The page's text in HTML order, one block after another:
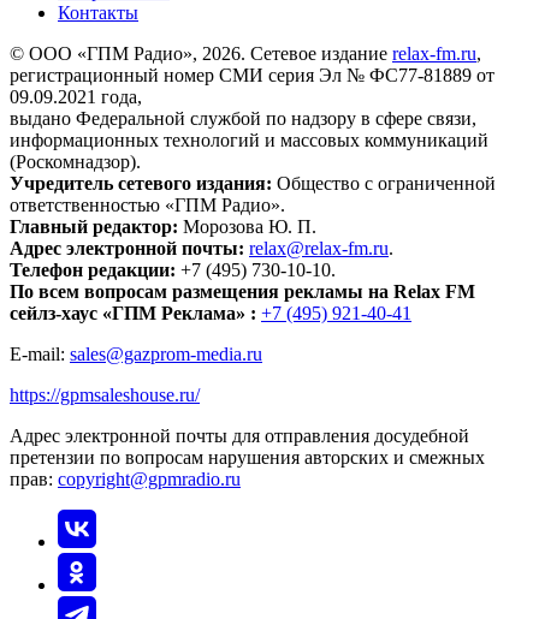
Контакты
© ООО «ГПМ Радио», 2026. Сетевое издание relax-fm.ru,
регистрационный номер СМИ серия Эл № ФС77-81889 от
09.09.2021 года,
выдано Федеральной службой по надзору в сфере связи,
информационных технологий и массовых коммуникаций
(Роскомнадзор).
Учредитель сетевого издания: Общество с ограниченной
ответственностью «ГПМ Радио».
Главный редактор: Морозова Ю. П.
Адрес электронной почты: relax@relax-fm.ru.
Телефон редакции: +7 (495) 730-10-10.
По всем вопросам размещения рекламы на Relax FM
сейлз-хаус «ГПМ Реклама» : +7 (495) 921-40-41
E-mail: sales@gazprom-media.ru
https://gpmsaleshouse.ru/
Адрес электронной почты для отправления досудебной
претензии по вопросам нарушения авторских и смежных
прав: copyright@gpmradio.ru